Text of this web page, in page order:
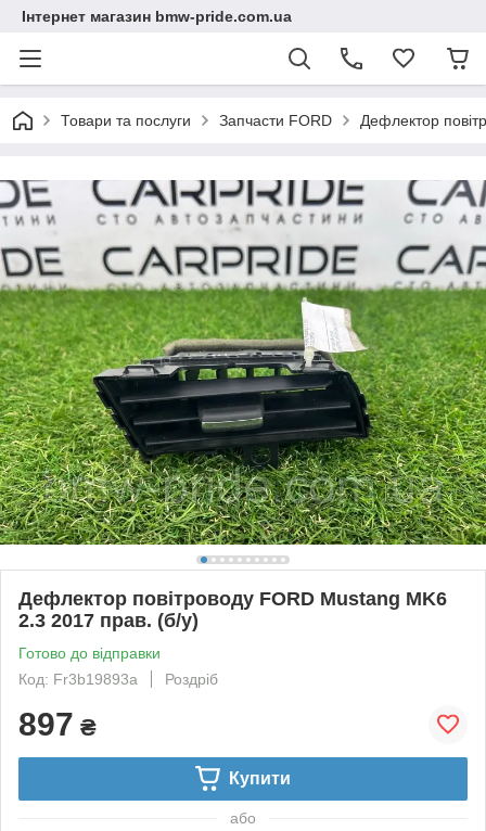
Інтернет магазин bmw-pride.com.ua
Товари та послуги Запчасти FORD Дефлектор
Дефлектор повітроводу FORD Mustang MK6
2.3 2017 прав. (б/у)
Готово до відправки
Код: Fr3b19893a
Роздріб
897 ₴
Купити
або